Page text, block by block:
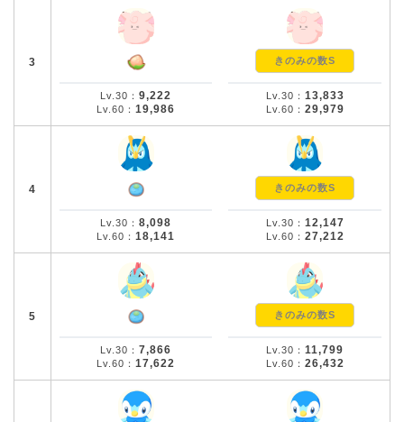
3
Lv.30： 9,222
Lv.60： 19,986
きのみの数S
Lv.30： 13,833
Lv.60： 29,979
4
Lv.30： 8,098
Lv.60： 18,141
きのみの数S
Lv.30： 12,147
Lv.60： 27,212
5
Lv.30： 7,866
Lv.60： 17,622
きのみの数S
Lv.30： 11,799
Lv.60： 26,432